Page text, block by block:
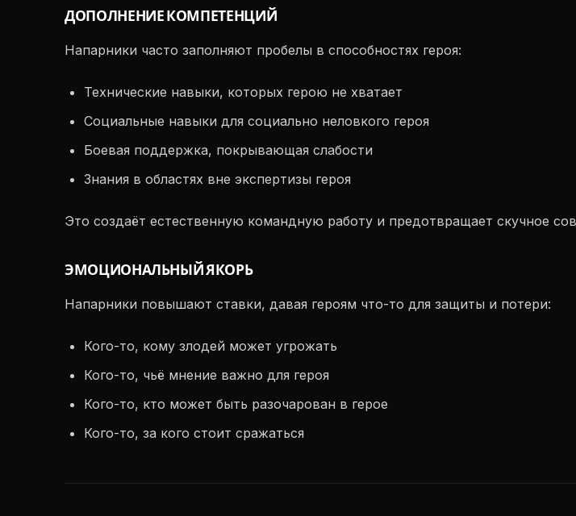
ДОПОЛНЕНИЕ КОМПЕТЕНЦИЙ
Напарники часто заполняют пробелы в способностях героя:
Технические навыки, которых герою не хватает
Социальные навыки для социально неловкого героя
Боевая поддержка, покрывающая слабости
Знания в областях вне экспертизы героя
Это создаёт естественную командную работу и предотвращает скучное
ЭМОЦИОНАЛЬНЫЙ ЯКОРЬ
Напарники повышают ставки, давая героям что-то для защиты и потери:
Кого-то, кому злодей может угрожать
Кого-то, чьё мнение важно для героя
Кого-то, кто может быть разочарован в герое
Кого-то, за кого стоит сражаться